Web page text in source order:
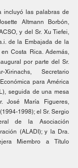
incluyó las palabras de
Altmann Borbón,
y del Sr. Xu Tiefei,
de la Embajada de la
Costa Rica. Además,
por parte del Sr.
Secretario
para América
seguida de una mesa
María Figueres,
1998); el Sr. Sergio
de la Asociación
(ALADI); y la Dra.
Miembro a Título